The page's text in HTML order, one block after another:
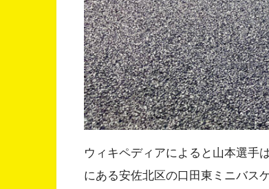
ウィキペディアによると山本選手
にある安佐北区の口田東ミニバス